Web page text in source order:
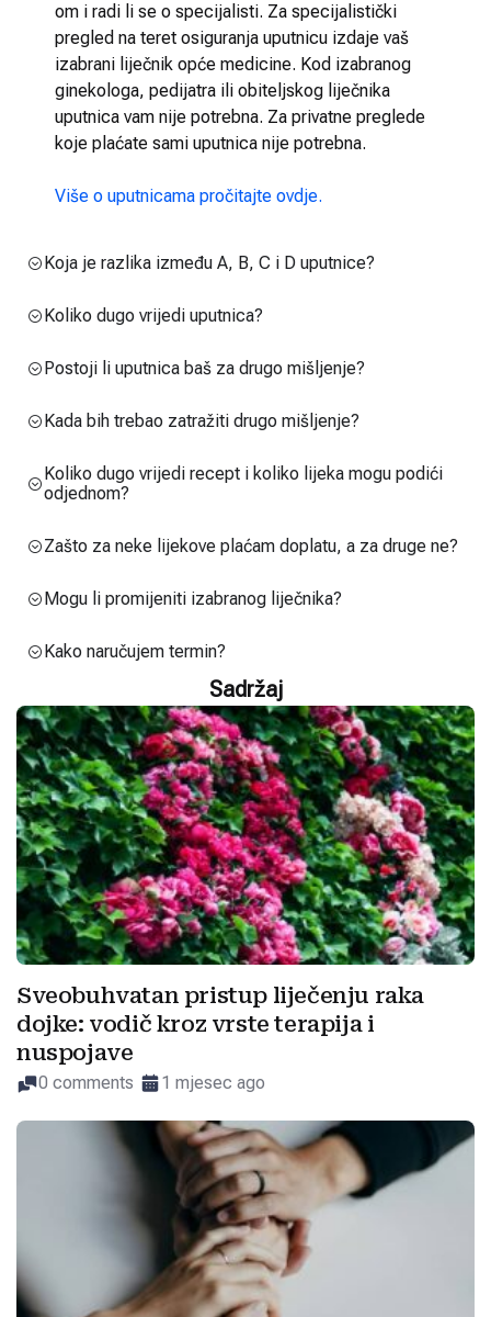
om i radi li se o specijalisti. Za specijalistički
pregled na teret osiguranja uputnicu izdaje vaš
izabrani liječnik opće medicine. Kod izabranog
ginekologa, pedijatra ili obiteljskog liječnika
uputnica vam nije potrebna. Za privatne preglede
koje plaćate sami uputnica nije potrebna.
Više o uputnicama pročitajte ovdje.
Koja je razlika između A, B, C i D uputnice?
Koliko dugo vrijedi uputnica?
Postoji li uputnica baš za drugo mišljenje?
Kada bih trebao zatražiti drugo mišljenje?
Koliko dugo vrijedi recept i koliko lijeka mogu podići
odjednom?
Zašto za neke lijekove plaćam doplatu, a za druge ne?
Mogu li promijeniti izabranog liječnika?
Kako naručujem termin?
Sadržaj
Sveobuhvatan pristup liječenju raka
dojke: vodič kroz vrste terapija i
nuspojave
0 comments 1 mjesec ago